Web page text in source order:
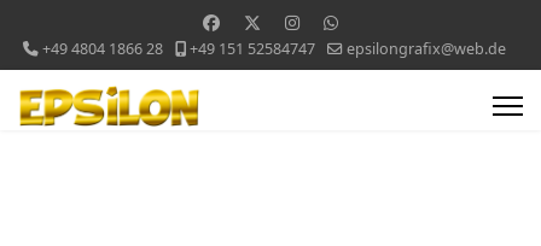
+49 4804 1866 28 +49 151 52584747 epsilongrafix@web.de